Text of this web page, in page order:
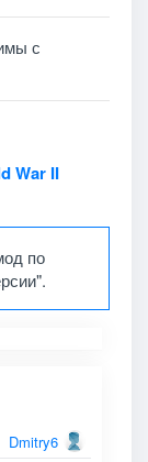
с
War II
по
Dmitry6